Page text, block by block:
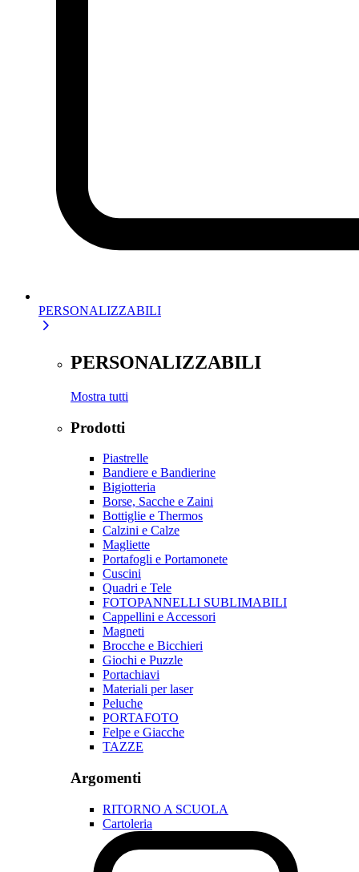
PERSONALIZZABILI
PERSONALIZZABILI
Mostra tutti
Prodotti
Piastrelle
Bandiere e Bandierine
Bigiotteria
Borse, Sacche e Zaini
Bottiglie e Thermos
Calzini e Calze
Magliette
Portafogli e Portamonete
Cuscini
Quadri e Tele
FOTOPANNELLI SUBLIMABILI
Cappellini e Accessori
Magneti
Brocche e Bicchieri
Giochi e Puzzle
Portachiavi
Materiali per laser
Peluche
PORTAFOTO
Felpe e Giacche
TAZZE
Argomenti
RITORNO A SCUOLA
Cartoleria